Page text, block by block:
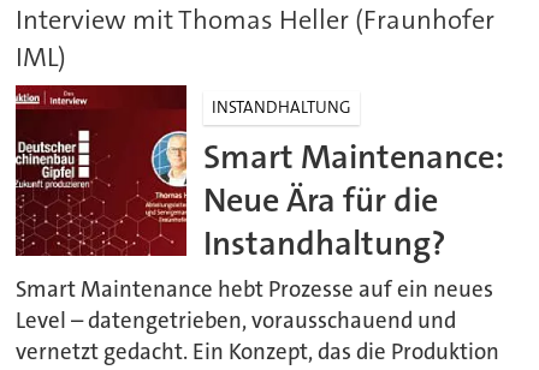
Interview mit Thomas Heller (Fraunhofer
IML)
INSTANDHALTUNG
Smart Maintenance:
Neue Ära für die
Instandhaltung?
Smart Maintenance hebt Prozesse auf ein neues
Level – datengetrieben, vorausschauend und
vernetzt gedacht. Ein Konzept, das die Produktion